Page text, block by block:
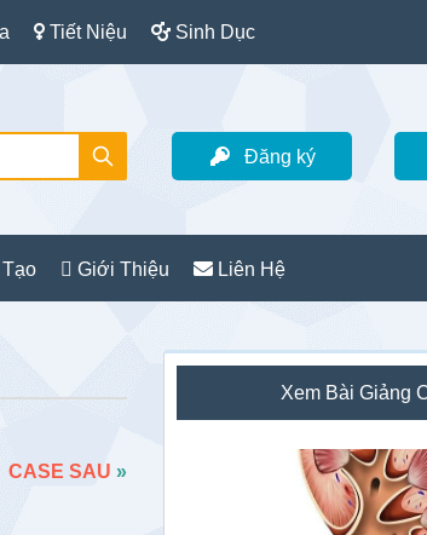
Tiết Niệu Sinh Dục
Đăng ký
Giới Thiệu Liên Hệ
CASE SAU »
Sidebar
chính
Xem Bài Giảng